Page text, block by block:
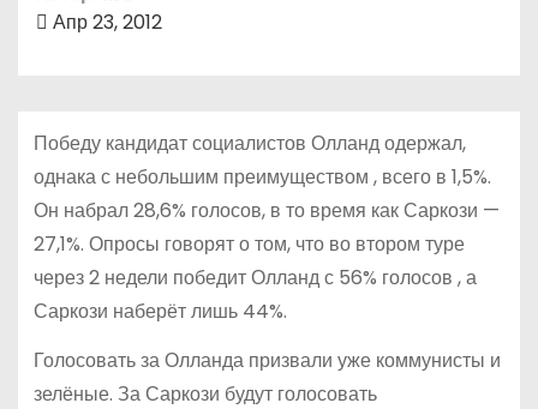
Апр 23, 2012
Победу кандидат социалистов Олланд одержал,
однака с небольшим преимуществом , всего в 1,5%.
Он набрал 28,6% голосов, в то время как Саркози —
27,1%. Опросы говорят о том, что во втором туре
через 2 недели победит Олланд с 56% голосов , а
Саркози наберёт лишь 44%.
Голосовать за Олланда призвали уже коммунисты и
зелёные. За Саркози будут голосовать